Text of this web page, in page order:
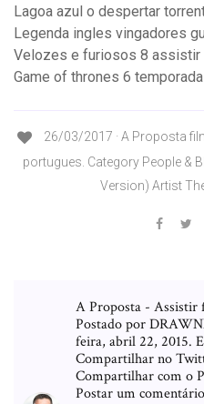
Lagoa azul o despertar
Legenda ingles vingadores
Velozes e furiosos 8 assistir
Game of thrones 6
26/03/2017 · A Proposta
portugues. Category People &
Version) Artist
A Proposta - Assistir
Postado por
feira, abril 22, 2015.
Compartilhar no
Compartilhar com o
Postar um